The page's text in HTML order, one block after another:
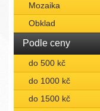
Mozaika
Obklad
Podle ceny
do 500 kč
do 1000 kč
do 1500 kč